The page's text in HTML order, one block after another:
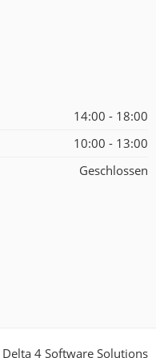
14:00 - 18:00
10:00 - 13:00
Geschlossen
Delta 4 Software Solutions